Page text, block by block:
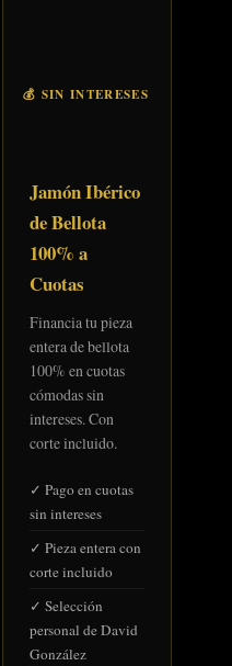
💰 SIN INTERESES
Jamón Ibérico
de Bellota
100% a
Cuotas
Financia tu pieza
entera de bellota
100% en cuotas
cómodas sin
intereses. Con
corte incluido.
✓ Pago en cuotas
sin intereses
✓ Pieza entera con
corte incluido
✓ Selección
personal de David
González